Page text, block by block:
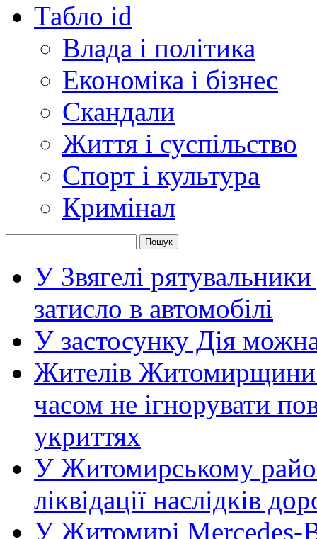
Табло id
Влада і політика
Економіка і бізнес
Скандали
Життя і суспільство
Спорт і культура
Кримінал
У Звягелі
затисло в автомобілі
У застосунку Дія
Жителів Житомирщини
часом не ігнорувати
укриттях
У Житомирському
ліквідації наслідків
У Житомирі Mercedes-